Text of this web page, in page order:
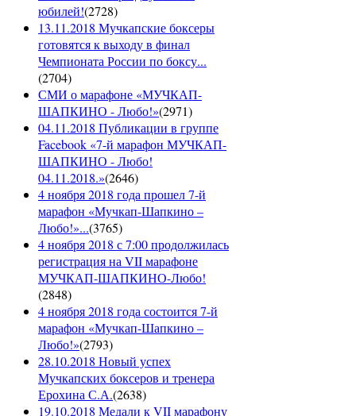
юбилей!(2728)
13.11.2018 Мучкапские боксеры
готовятся к выходу в финал
Чемпионата России по боксу...
(2704)
СМИ о марафоне «МУЧКАП-
ШАПКИНО - Любо!»(2971)
04.11.2018 Публикации в группе
Facebook «7-й марафон МУЧКАП-
ШАПКИНО - Любо!
04.11.2018.»(2646)
4 ноября 2018 года прошел 7-й
марафон «Мучкап-Шапкино –
Любо!»...(3765)
4 ноября 2018 с 7:00 продолжилась
регистрация на VII марафоне
МУЧКАП-ШАПКИНО-Любо!
(2848)
4 ноября 2018 года состоится 7-й
марафон «Мучкап-Шапкино –
Любо!»(2793)
28.10.2018 Новый успех
Мучкапских боксеров и тренера
Ерохина С.А.(2638)
19.10.2018 Медали к VII марафону